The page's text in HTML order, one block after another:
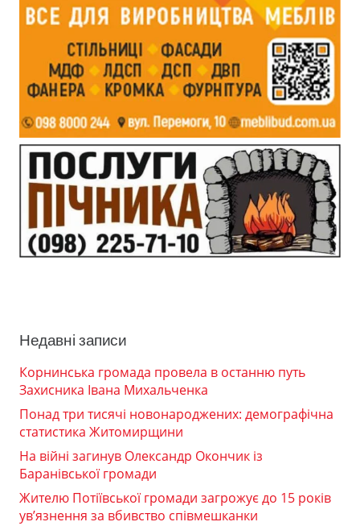
Недавні записи
Корнинська громада провела в останню путь
Захисника Івана Михальченка
Понад три тисячі новонароджених: демографічна
статистика Житомирщини
На війні загинув Олександр Окончик із
Баранівської громади
Жителю Потіївської громади загрожує до 15 років
ув’язнення за вбивство співмешканки